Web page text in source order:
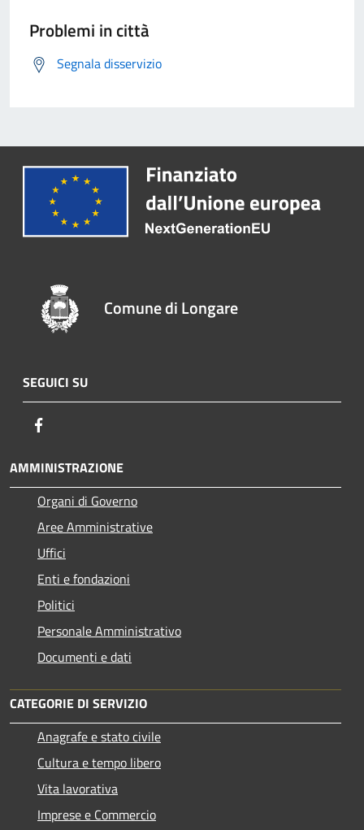
Problemi in città
Segnala disservizio
Comune di Longare
SEGUICI SU
AMMINISTRAZIONE
Organi di Governo
Aree Amministrative
Uffici
Enti e fondazioni
Politici
Personale Amministrativo
Documenti e dati
CATEGORIE DI SERVIZIO
Anagrafe e stato civile
Cultura e tempo libero
Vita lavorativa
Imprese e Commercio